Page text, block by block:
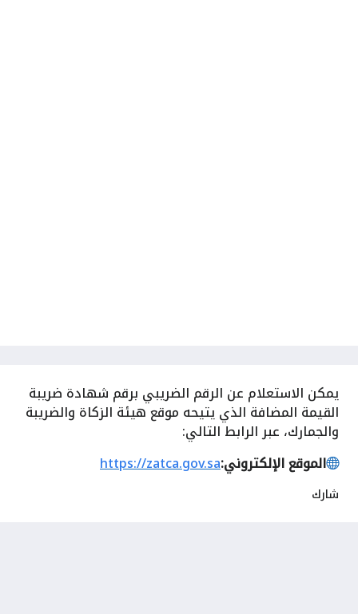
يمكن الاستعلام عن الرقم الضريبي برقم شهادة ضريبة
القيمة المضافة الذي يتيحه موقع هيئة الزكاة والضريبة
والجمارك، عبر الرابط التالي:
الموقع الإلكتروني:https://zatca.gov.sa
شارك